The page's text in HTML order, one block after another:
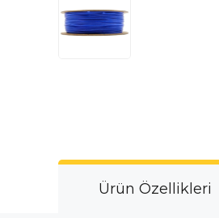
Ürün Özellikleri